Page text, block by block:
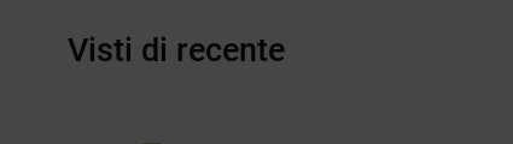
Visti di recente